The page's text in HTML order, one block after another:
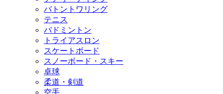
バトントワリング
テニス
バドミントン
トライアスロン
スケートボード
スノーボード・スキー
卓球
柔道・剣道
空手